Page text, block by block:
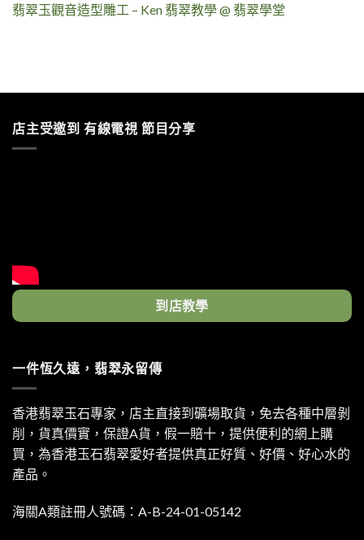
翡翠玉觀音造型雕工 – Ken 翡翠教學 @ 翡翠學堂
店主受邀到 有線電視 節目分享
到店教學
一件恆久遠，翡翠永留傳
香港翡翠玉石專家，店主直接到礦場取貨，免去各種中層剝
削，貨真價實，保證A貨，假一賠十，提供便利的網上購
買，為香港玉石翡翠愛好者提供真正好質、好價、好心水的
產品。
海關A類註冊人號碼：A-B-24-01-05142